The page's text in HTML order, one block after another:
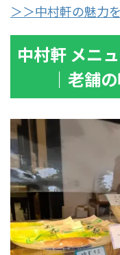
＞＞中村軒の魅力
中村軒 メニ
｜老舗